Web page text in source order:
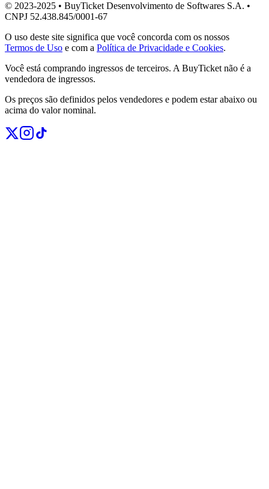
© 2023-2025 • BuyTicket Desenvolvimento de Softwares S.A. •
CNPJ 52.438.845/0001-67
O uso deste site significa que você concorda com os nossos
Termos de Uso e com a Política de Privacidade e Cookies.
Você está comprando ingressos de terceiros. A BuyTicket não é a
vendedora de ingressos.
Os preços são definidos pelos vendedores e podem estar abaixo ou
acima do valor nominal.